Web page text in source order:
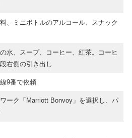
、ミニボトルのアルコール、スナック
水、スープ、コーヒー、紅茶。コーヒ
右側の引き出し
9番で依頼
ーク「Marriott Bonvoy」を選択し、パ